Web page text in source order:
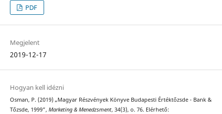
PDF
Megjelent
2019-12-17
Hogyan kell idézni
Osman, P. (2019) „Magyar Részvények Könyve Budapesti Értéktőzsde - Bank &
Tőzsde, 1999”, Marketing & Menedzsment, 34(3), o. 76. Elérhető: